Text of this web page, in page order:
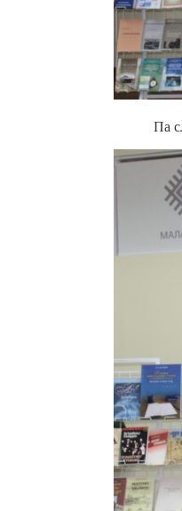
Па